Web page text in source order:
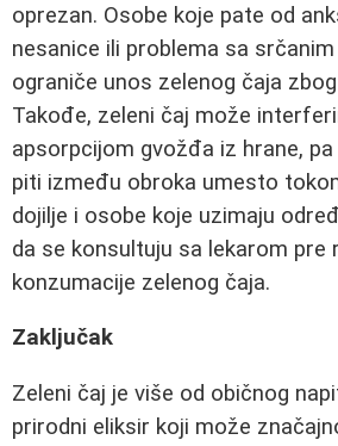
oprezan. Osobe koje pate od
nesanice ili problema sa
ograniče unos zelenog čaja
Takođe, zeleni čaj može
apsorpcijom gvožđa iz hrane,
piti između obroka umesto
dojilje i osobe koje uzimaju
da se konsultuju sa lekarom pre
konzumacije zelenog čaja.
Zaključak
Zeleni čaj je više od običnog
prirodni eliksir koji može